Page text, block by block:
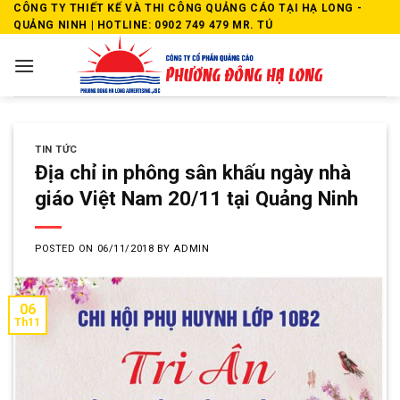
Skip
to
CÔNG TY THIẾT KẾ VÀ THI CÔNG QUẢNG CÁO TẠI HẠ LONG -
QUẢNG NINH | HOTLINE: 0902 749 479 MR. TÚ
TIN TỨC
Địa chỉ in phông sân khấu ngày nhà
giáo Việt Nam 20/11 tại Quảng Ninh
POSTED ON 06/11/2018 BY ADMIN
06
Th11